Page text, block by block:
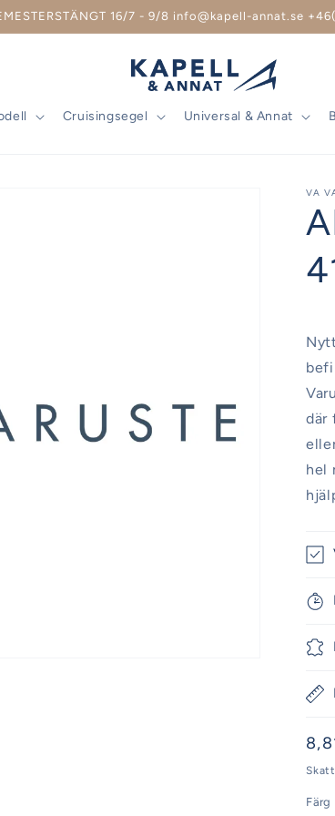
16/7 - 9/8 info@kapell-annat.se
Cruisingsegel Universal & Annat
VA
där
hel
pris
Färg